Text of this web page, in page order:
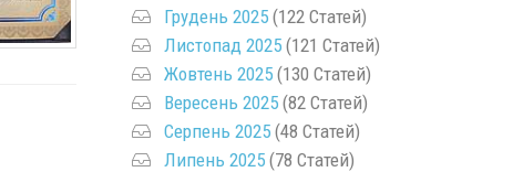
Грудень 2025(122 Статей)
Листопад 2025(121 Статей)
Жовтень 2025(130 Статей)
Вересень 2025(82 Статей)
Серпень 2025(48 Статей)
Липень 2025(78 Статей)